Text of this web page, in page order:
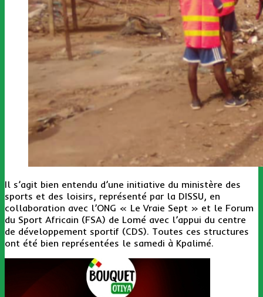
Il s’agit bien entendu d’une initiative du ministère des
sports et des loisirs, représenté par la DISSU, en
collaboration avec l’ONG « Le Vraie Sept » et le Forum
du Sport Africain (FSA) de Lomé avec l’appui du centre
de développement sportif (CDS). Toutes ces structures
ont été bien représentées le samedi à Kpalimé.